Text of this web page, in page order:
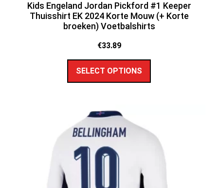
Kids Engeland Jordan Pickford #1 Keeper
Thuisshirt EK 2024 Korte Mouw (+ Korte
broeken) Voetbalshirts
€33.89
SELECT OPTIONS